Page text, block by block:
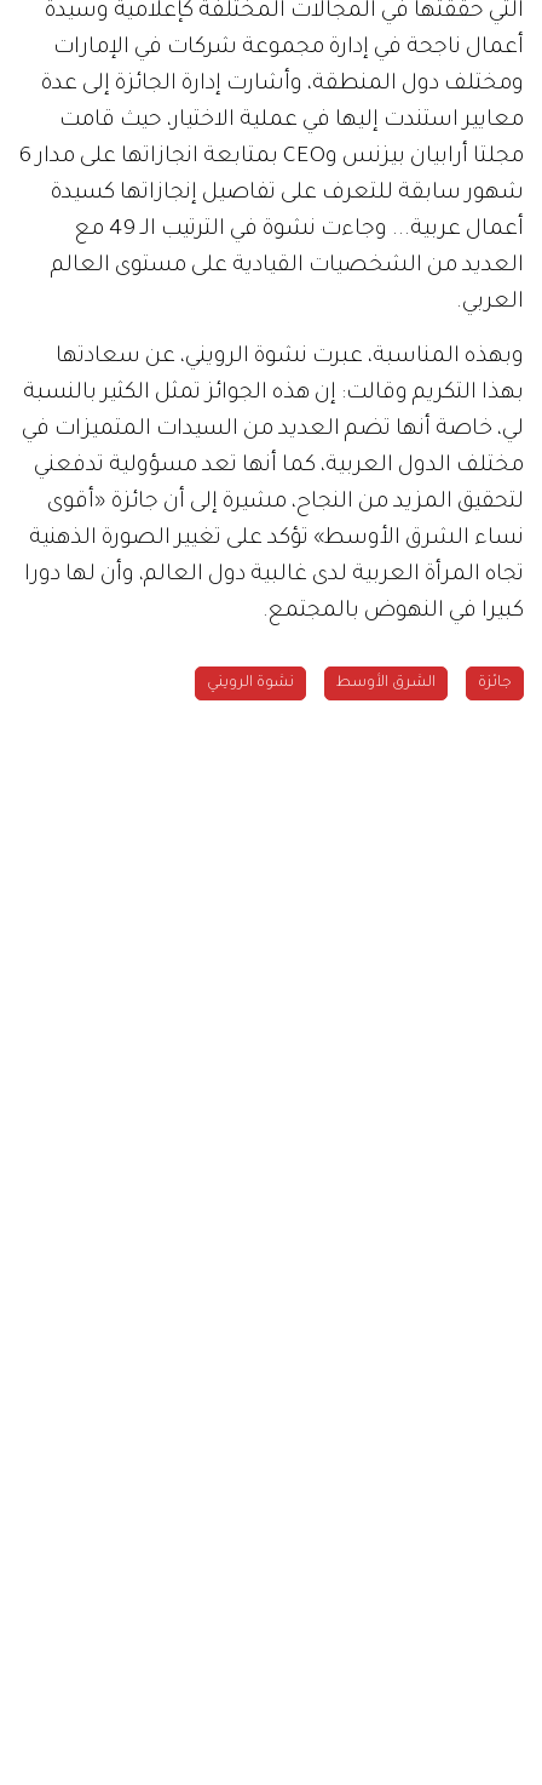
التي حققتها في المجالات المختلفة كإعلامية وسيدة
أعمال ناجحة في إدارة مجموعة شركات في الإمارات
ومختلف دول المنطقة، وأشارت إدارة الجائزة إلى عدة
معايير استندت إليها في عملية الاختيار، حيث قامت
مجلتا أرابيان بيزنس وCEO بمتابعة انجازاتها على مدار 6
شهور سابقة للتعرف على تفاصيل إنجازاتها كسيدة
أعمال عربية... وجاءت نشوة في الترتيب الـ 49 مع
العديد من الشخصيات القيادية على مستوى العالم
العربي.
وبهذه المناسبة، عبرت نشوة الرويني، عن سعادتها
بهذا التكريم وقالت: إن هذه الجوائز تمثل الكثير بالنسبة
لي، خاصة أنها تضم العديد من السيدات المتميزات في
مختلف الدول العربية، كما أنها تعد مسؤولية تدفعني
لتحقيق المزيد من النجاح، مشيرة إلى أن جائزة «أقوى
نساء الشرق الأوسط» تؤكد على تغيير الصورة الذهنية
تجاه المرأة العربية لدى غالبية دول العالم، وأن لها دورا
كبيرا في النهوض بالمجتمع.
جائزة الشرق الأوسط نشوة الرويني